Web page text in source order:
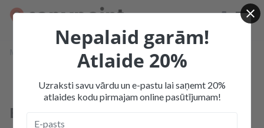
Produkcija
Bukleti
Bukleti ar diviem locījumiem
Buklets ar diviem locījumiem DL
Nepalaid garām!
Atlaide 20%
Uzraksti savu vārdu un e-pastu lai saņemt 20%
atlaides kodu pirmajam online pasūtījumam!